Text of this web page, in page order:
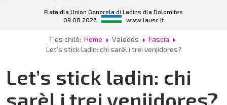
Plata dla Union Generela di Ladins dla Dolomites
09.08.2026
www.lausc.it
T'es chilò: Home Valedes
Fascia
Let’s stick ladin: chi sarèl i trei venjidores?
Let’s stick ladin: chi
sarèl i trei venjidores?